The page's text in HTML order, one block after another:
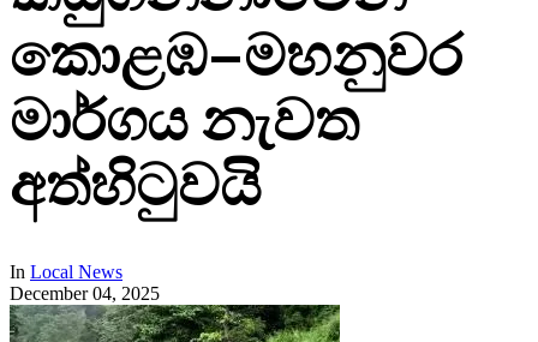
කොළඹ–මහනුවර
මාර්ගය නැවත
අත්හිටුවයි
In Local News
December 04, 2025